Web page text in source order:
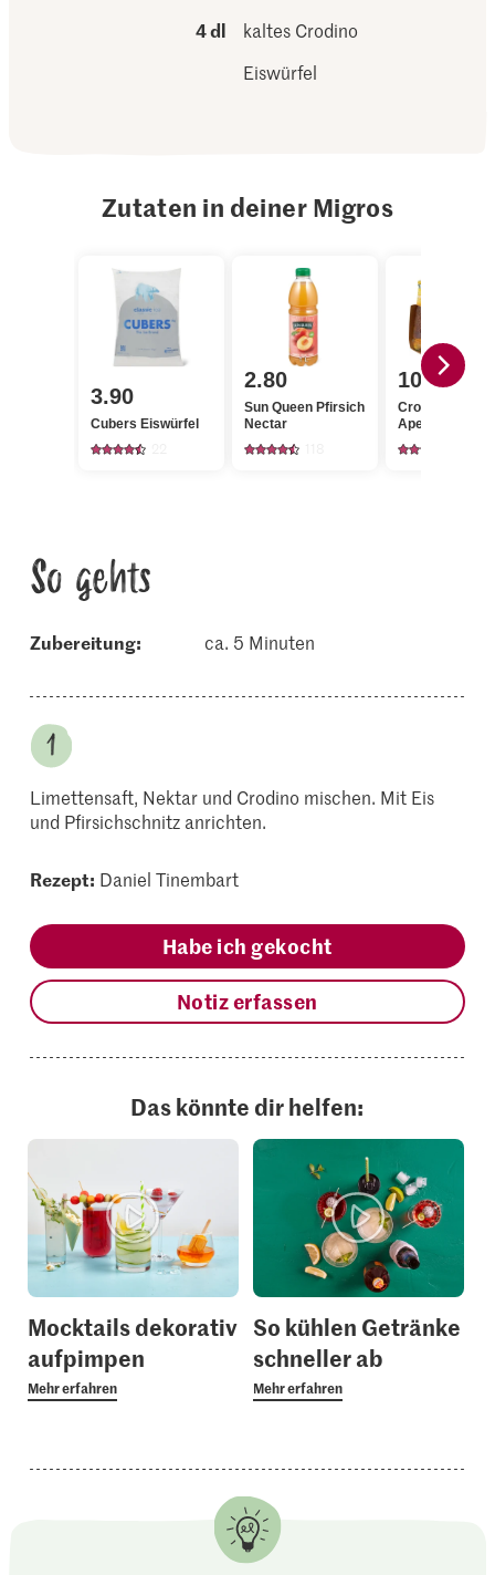
4 dl
kaltes Crodino
Eiswürfel
Zutaten in deiner Migros
3.90
Cubers Eiswürfel
2.80
Sun Queen Pfirsich
Nectar
10.95
Crodino Biondo
Aperitif
So gehts
Zubereitung: ca. 5 Minuten
Limettensaft, Nektar und Crodino mischen. Mit Eis
und Pfirsichschnitz anrichten.
Rezept: Daniel Tinembart
Habe ich gekocht
Notiz erfassen
Das könnte dir helfen:
Mocktails dekorativ
aufpimpen
Mehr erfahren
So kühlen Getränke
schneller ab
Mehr erfahren